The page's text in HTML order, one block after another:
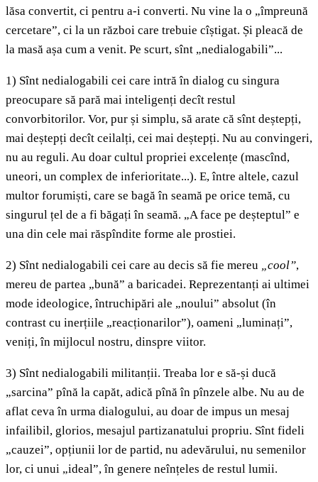
lăsa convertit, ci pentru a-i converti. Nu vine la o „împreună
cercetare”, ci la un război care trebuie cîștigat. Și pleacă de
la masă așa cum a venit. Pe scurt, sînt „nedialogabili”...
1) Sînt nedialogabili cei care intră în dialog cu singura
preocupare să pară mai inteligenți decît restul
convorbitorilor. Vor, pur și simplu, să arate că sînt deștepți,
mai deștepți decît ceilalți, cei mai deștepți. Nu au convingeri,
nu au reguli. Au doar cultul propriei excelențe (mascînd,
uneori, un complex de inferioritate...). E, între altele, cazul
multor forumiști, care se bagă în seamă pe orice temă, cu
singurul țel de a fi băgați în seamă. „A face pe deșteptul” e
una din cele mai răspîndite forme ale prostiei.
2) Sînt nedialogabili cei care au decis să fie mereu „cool”,
mereu de partea „bună” a baricadei. Reprezentanți ai ultimei
mode ideologice, întruchipări ale „noului” absolut (în
contrast cu inerțiile „reacționarilor”), oameni „luminați”,
veniți, în mijlocul nostru, dinspre viitor.
3) Sînt nedialogabili militanții. Treaba lor e să-și ducă
„sarcina” pînă la capăt, adică pînă în pînzele albe. Nu au de
aflat ceva în urma dialogului, au doar de impus un mesaj
infailibil, glorios, mesajul partizanatului propriu. Sînt fideli
„cauzei”, opțiunii lor de partid, nu adevărului, nu semenilor
lor, ci unui „ideal”, în genere neînțeles de restul lumii.